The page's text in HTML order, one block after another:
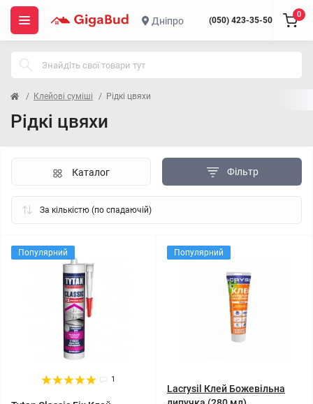
Дніпро (050) 423-35-50
0
Клейові суміші Рідкі цвяхи
Рідкі цвяхи
Фільтр
Каталог
Популярний
1
Популярний
Lacrysil Клей Божевільна